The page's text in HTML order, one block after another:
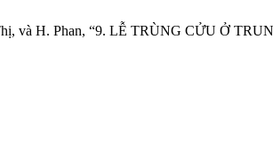
và H. Phan, “9. LỄ TRÙNG CỬU Ở